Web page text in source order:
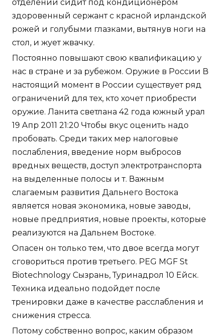
отделении сидит под кондиционером
здоровенный сержант с красной ирландской
рожей и голубыми глазками, вытянув ноги на
стол, и жует жвачку.
Постоянно повышают свою квалификацию у
нас в стране и за рубежом. Оружие в России В
настоящий момент в России существует ряд
ограничений для тех, кто хочет приобрести
оружие. Ланита светлана 42 года южный урал
19 Апр 2011 21:20 Чтобы вкус оценить надо
пробовать. Среди таких мер налоговые
послабления, введение норм выбросов
вредных веществ, доступ электротранспорта
на выделенные полосы и т. Важным
слагаемым развития Дальнего Востока
является новая экономика, новые заводы,
новые предприятия, новые проекты, которые
реализуются на Дальнем Востоке.
Опасен он только тем, что двое всегда могут
сговориться против третьего. PEG MGF St
Biotechnology Сызрань, Туринадрол 10 Ейск.
Техника идеально подойдет после
тренировки даже в качестве расслабления и
снижения стресса.
Потому собственно вопрос, каким образом